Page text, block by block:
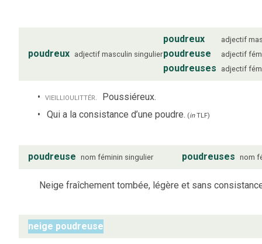
poudreux adjectif masculin singulier
poudreux adjectif
poudreuse adjectif
poudreuses adjectif
vieillioulittér. Poussiéreux.
Qui a la consistance d’une poudre. (inTLF)
poudreuse nom féminin singulier poudreuses nom
Neige fraîchement tombée, légère et sans
neige poudreuse